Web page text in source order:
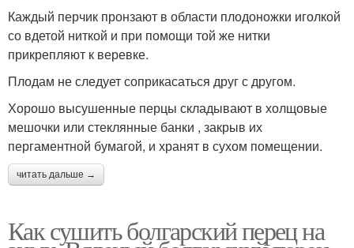
Каждый перчик пронзают в области плодоножки иголкой
со вдетой ниткой и при помощи той же нитки
прикрепляют к веревке.
Плодам не следует соприкасаться друг с другом.
Хорошо высушенные перцы складывают в холщовые
мешочки или стеклянные банки , закрыв их
пергаментной бумагой, и хранят в сухом помещении.
читать дальше →
Как сушить болгарский перец на